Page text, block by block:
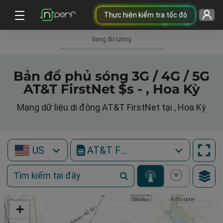
Thực hiện kiểm tra tốc độ
Đang đo lường
Bản đồ phủ sóng 3G / 4G / 5G
AT&T FirstNet $s - , Hoa Kỳ
Mạng dữ liệu di động AT&T FirstNet tại , Hoa Kỳ
US AT&T FirstNet
+